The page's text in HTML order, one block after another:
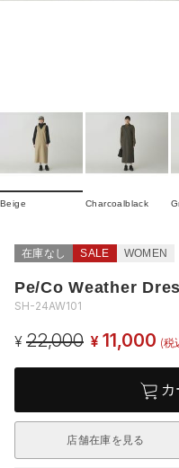
Beige Charcoalblack
在庫なし SALE WOMEN
Pe/Co Weather
SH-24AW101
¥ 22,000 ¥ 11,000 (税
店舗在庫を見る